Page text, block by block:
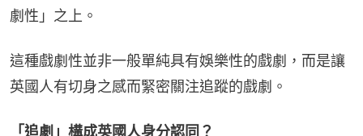
劇性」之上。
這種戲劇性並非一般單純具有娛樂性的戲劇，而是讓
英國人有切身之感而緊密關注追蹤的戲劇。
「追劇」構成英國人身分認同？